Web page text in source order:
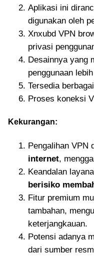
Aplikasi ini
digunakan oleh
Xnxubd VPN
privasi
Desainnya yang
penggunaan
Tersedia
Proses koneksi
Kekurangan:
Pengalihan VPN
internet,
Keandalan
berisiko
Fitur premium
tambahan,
keterjangkauan.
Potensi adanya
dari sumber